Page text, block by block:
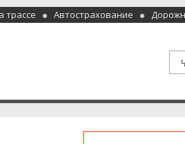
трассе Автострахование